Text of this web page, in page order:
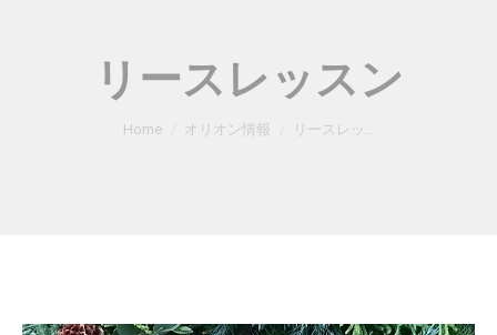
リースレッスン
You are here:
Home オリオン情報 リースレッ…